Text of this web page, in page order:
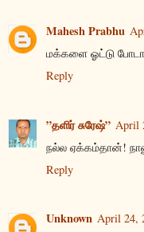
Mahesh Prabhu
மக்களை ஓட்டு போடா
Reply
”தளிர் சுரேஷ்” April
நல்ல ஏக்கம்தான்!
Reply
Unknown April 24,